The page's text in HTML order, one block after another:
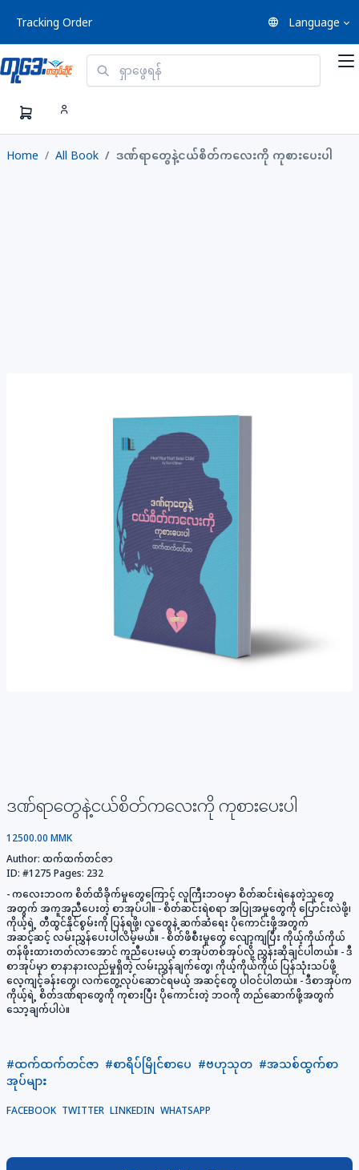
Tracking Order Language
Home All Book ဒဏ်ရာတွေနဲ့ငယ်စိတ်ကလေးကို ကုစားပေးပါ
ဒဏ်ရာတွေနဲ့ငယ်စိတ်ကလေးကို ကုစားပေးပါ
12500.00 MMK
Author: ထက်ထက်တင်ဇာ
ID: #1275 Pages: 232
- ကလေးဘဝက စိတ်ထိခိုက်မှုတွေကြောင့် လူကြီးဘဝမှာ စိတ်ဆင်းရဲနေတဲ့သူတွေ
အတွက် အကူအညီပေးတဲ့ စာအုပ်ပါ။ - စိတ်ဆင်းရဲစရာ အပြုအမူတွေကို ပြောင်းလဲဖို့၊
ကိုယ့်ရဲ့ တီထွင်နိုင်စွမ်းကို ပြန်ရဖို့၊ လူတွေနဲ့ ဆက်ဆံရေး ပိုကောင်းဖို့အတွက်
အဆင့်ဆင့် လမ်းညွှန်ပေးပါလိမ့်မယ်။ - စိတ်ဖိစီးမှုတွေ လျော့ကျပြီး ကိုယ့်ကိုယ်ကိုယ်
တန်ဖိုးထားတတ်လာအောင် ကူညီပေးမယ့် စာအုပ်တစ်အုပ်လို့ ညွှန်းဆိုချင်ပါတယ်။ - ဒီ
စာအုပ်မှာ စာနာနားလည်မှုရှိတဲ့ လမ်းညွှန်ချက်တွေ၊ ကိုယ့်ကိုယ်ကိုယ် ပြန်သုံးသပ်ဖို့
လေ့ကျင့်ခန်းတွေ၊ လက်တွေ့လုပ်ဆောင်ရမယ့် အဆင့်တွေ ပါဝင်ပါတယ်။ - ဒီစာအုပ်က
ကိုယ့်ရဲ့ စိတ်ဒဏ်ရာတွေကို ကုစားပြီး ပိုကောင်းတဲ့ ဘဝကို တည်ဆောက်ဖို့အတွက်
သော့ချက်ပါပဲ။
#ထက်ထက်တင်ဇာ #စာရိပ်မြိုင်စာပေ #ဗဟုသုတ #အသစ်ထွက်စာ
အုပ်များ
FACEBOOK TWITTER LINKEDIN WHATSAPP